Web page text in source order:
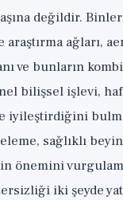
değildir.
araştırma ağları,
ve bunların
bilişsel işlevi,
iyileştirdiğini
sağlıklı
önemini
iki şeyde